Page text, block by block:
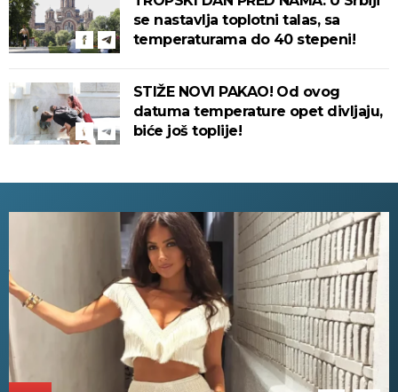
se nastavlja toplotni talas, sa
temperaturama do 40 stepeni!
STIŽE NOVI PAKAO! Od ovog
datuma temperature opet divljaju,
biće još toplije!